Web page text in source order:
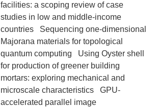
facilities: a scoping review of case
studies in low and middle-income
countries Sequencing one-dimensional
Majorana materials for topological
quantum computing Using Oyster shell
for production of greener building
mortars: exploring mechanical and
microscale characteristics GPU-
accelerated parallel image